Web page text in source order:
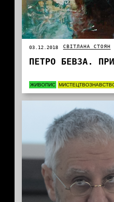
03.12.2018 СВІТЛАНА СТОЯН
ПЕТРО БЕВЗА.
ЖИВОПИС